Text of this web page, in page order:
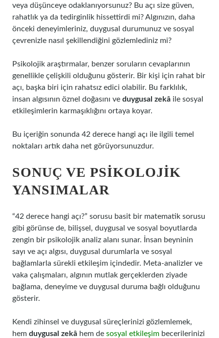
veya düşünceye odaklanıyorsunuz? Bu açı size güven,
rahatlık ya da tedirginlik hissettirdi mi? Algınızın, daha
önceki deneyimleriniz, duygusal durumunuz ve sosyal
çevrenizle nasıl şekillendiğini gözlemlediniz mi?
Psikolojik araştırmalar, benzer soruların cevaplarının
genellikle çelişkili olduğunu gösterir. Bir kişi için rahat bir
açı, başka biri için rahatsız edici olabilir. Bu farklılık,
insan algısının öznel doğasını ve duygusal zekâ ile sosyal
etkileşimlerin karmaşıklığını ortaya koyar.
Bu içeriğin sonunda 42 derece hangi açı ile ilgili temel
noktaları artık daha net görüyorsunuzdur.
SONUÇ VE PSIKOLOJIK
YANSIMALAR
“42 derece hangi açı?” sorusu basit bir matematik sorusu
gibi görünse de, bilişsel, duygusal ve sosyal boyutlarda
zengin bir psikolojik analiz alanı sunar. İnsan beyninin
sayı ve açı algısı, duygusal durumlarla ve sosyal
bağlamlarla sürekli etkileşim içindedir. Meta-analizler ve
vaka çalışmaları, algının mutlak gerçeklerden ziyade
bağlama, deneyime ve duygusal duruma bağlı olduğunu
gösterir.
Kendi zihinsel ve duygusal süreçlerinizi gözlemlemek,
hem duygusal zekâ hem de sosyal etkileşim becerilerinizi